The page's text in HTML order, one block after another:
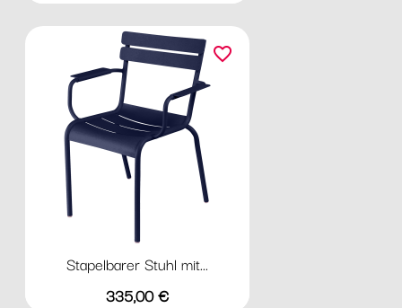
Stapelbarer Stuhl mit...
Preis
335,00 €
favorite_border